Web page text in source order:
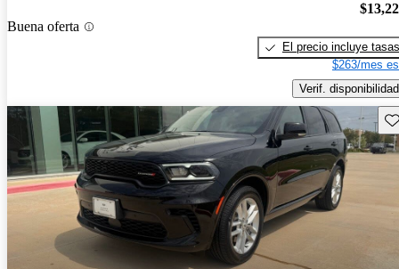
Buena oferta
El precio incluye tasas
$263/mes
Verif. disponibilidad